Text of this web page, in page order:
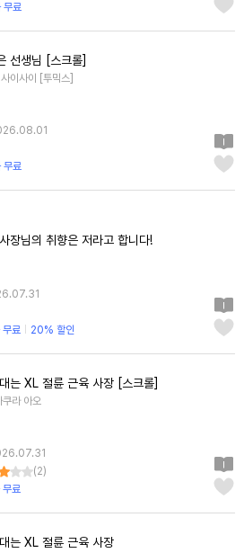
무료
선생님 [스크롤]
이사이 [투믹스]
무료
장님의 취향은 저라고 합니다!
무료 20% 할인
는 XL 절륜 근육 사장 [스크롤]
라 아오
(2)
무료
는 XL 절륜 근육 사장